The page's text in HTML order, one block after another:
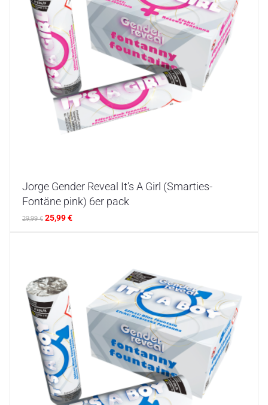
Jorge Gender Reveal It’s A Girl (Smarties-
Fontäne pink) 6er pack
29,99€ 25,99€